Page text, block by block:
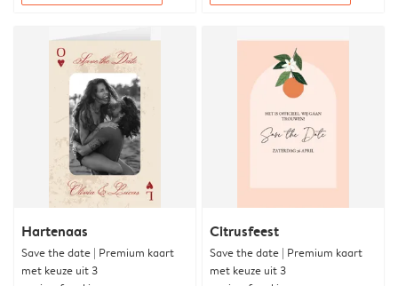
Hartenaas
Save the date | Premium kaart
met keuze uit 3
Citrusfeest
Save the date | Premium kaart
met keuze uit 3